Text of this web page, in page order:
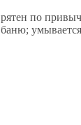
по